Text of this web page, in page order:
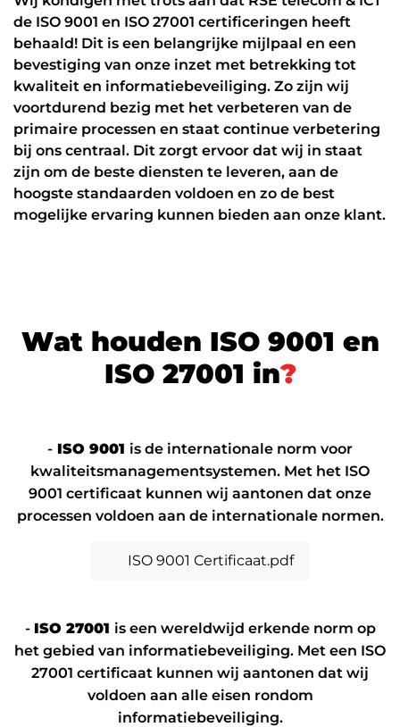
Datanetwerk & internet
Glasvezel
Zakelijk internet
Interne datanetwerken
Cybersecurity
Managed Firewall
Online beveiliging
ICT diensten
24/7 support
de ISO 9001 en ISO 27001 certificeringen heeft
behaald! Dit is een belangrijke mijlpaal en een
bevestiging van onze inzet met betrekking tot
kwaliteit en informatiebeveiliging. Zo zijn wij
voortdurend bezig met het verbeteren van de
primaire processen en staat continue verbetering
bij ons centraal. Dit zorgt ervoor dat wij in staat
zijn om de beste diensten te leveren, aan de
hoogste standaarden voldoen en zo de best
mogelijke ervaring kunnen bieden aan onze klant.
Wat houden ISO 9001 en
ISO 27001 in?
- ISO 9001 is de internationale norm voor
kwaliteitsmanagementsystemen. Met het ISO
9001 certificaat kunnen wij aantonen dat onze
processen voldoen aan de internationale normen.
PDF Bestand
ISO 9001 Certificaat.pdf
- ISO 27001 is een wereldwijd erkende norm op
het gebied van informatiebeveiliging. Met een ISO
27001 certificaat kunnen wij aantonen dat wij
voldoen aan alle eisen rondom
informatiebeveiliging.